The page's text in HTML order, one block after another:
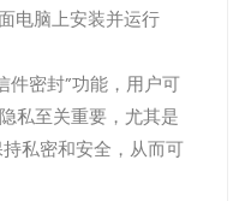
电脑上安装并运行
件密封”功能，用户可
私至关重要，尤其是
私密和安全，从而可